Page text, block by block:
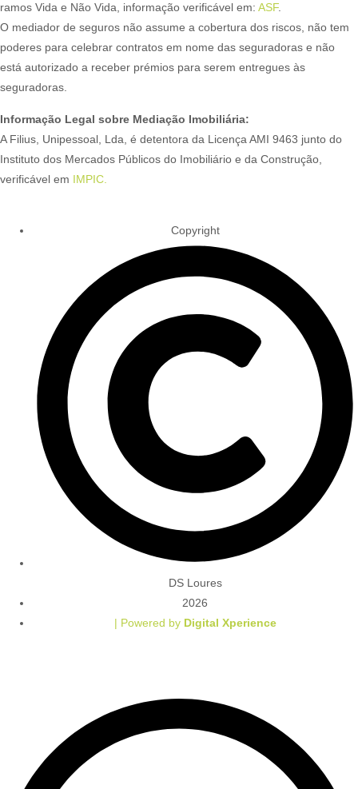
ramos Vida e Não Vida, informação verificável em: ASF.
O mediador de seguros não assume a cobertura dos riscos, não tem
poderes para celebrar contratos em nome das seguradoras e não
está autorizado a receber prémios para serem entregues às
seguradoras.
Informação Legal sobre Mediação Imobiliária:
A Filius, Unipessoal, Lda, é detentora da Licença AMI 9463 junto do
Instituto dos Mercados Públicos do Imobiliário e da Construção,
verificável em IMPIC.
Copyright
DS Loures
2026
| Powered by Digital Xperience